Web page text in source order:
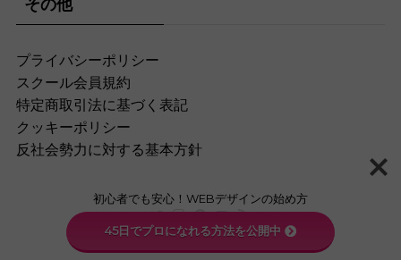
その他
プライバシーポリシー
スクール会員規約
特定商取引法に基づく表記
クッキーポリシー
反社会勢力に対する基本方針
©生き方、働き方、日本デザイン。
初心者でも安心！WEBデザインの始め方
45日でプロになれる方法を公開中